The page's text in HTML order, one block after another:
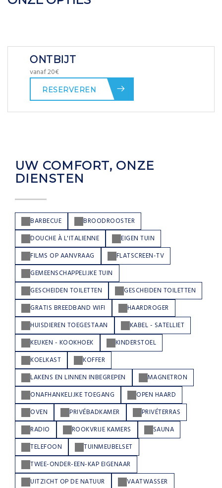
ONTBIJT
vanaf 20€
RESERVEREN
UW COMFORT, ONZE
DIENSTEN
BARBECUE
BROODROOSTER
DOUCHE À L'ITALIENNE
EIGEN TUIN
FILMS OP AANVRAAG
FLATSCREEN-TV
GEMEENSCHAPPELIJKE TUIN
GESCHEIDEN TOILETTEN
GESCHEIDEN TOILETTEN
GRATIS BREEDBAND WIFI
HAARDROGER
HUISDIEREN TOEGESTAAN
KABEL - SATELLIET
KEUKEN - KOOKHOEK
KINDERSTOEL
KOELKAST
KOFFER
LAKENS EN LINNEN INBEGREPEN
MAGNETRON
ONAFHANKELIJKE TOEGANG
OPEN HAARD
OVEN
PRIVÉBADKAMER
PRIVÉTERRAS
RADIO
ROOKVRIJE KAMERS
SAUNA
TELEFOON
TUINMEUBELSET
TWEE-ONDER-EEN-KAP EIGENAAR
UITZICHT OP DE NATUUR
VAATWASSER